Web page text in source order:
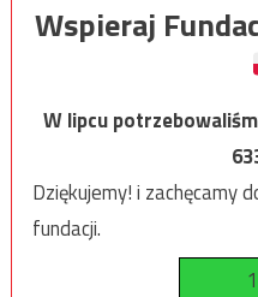
Wspieraj
W lipcu
Dziękujemy! i zachęcamy
fundacji.